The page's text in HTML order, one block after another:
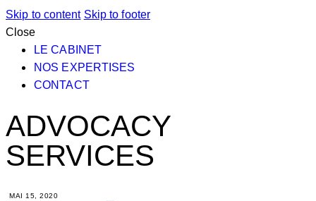
Skip to content Skip to footer
Close
LE CABINET
NOS EXPERTISES
CONTACT
ADVOCACY
SERVICES
MAI 15, 2020